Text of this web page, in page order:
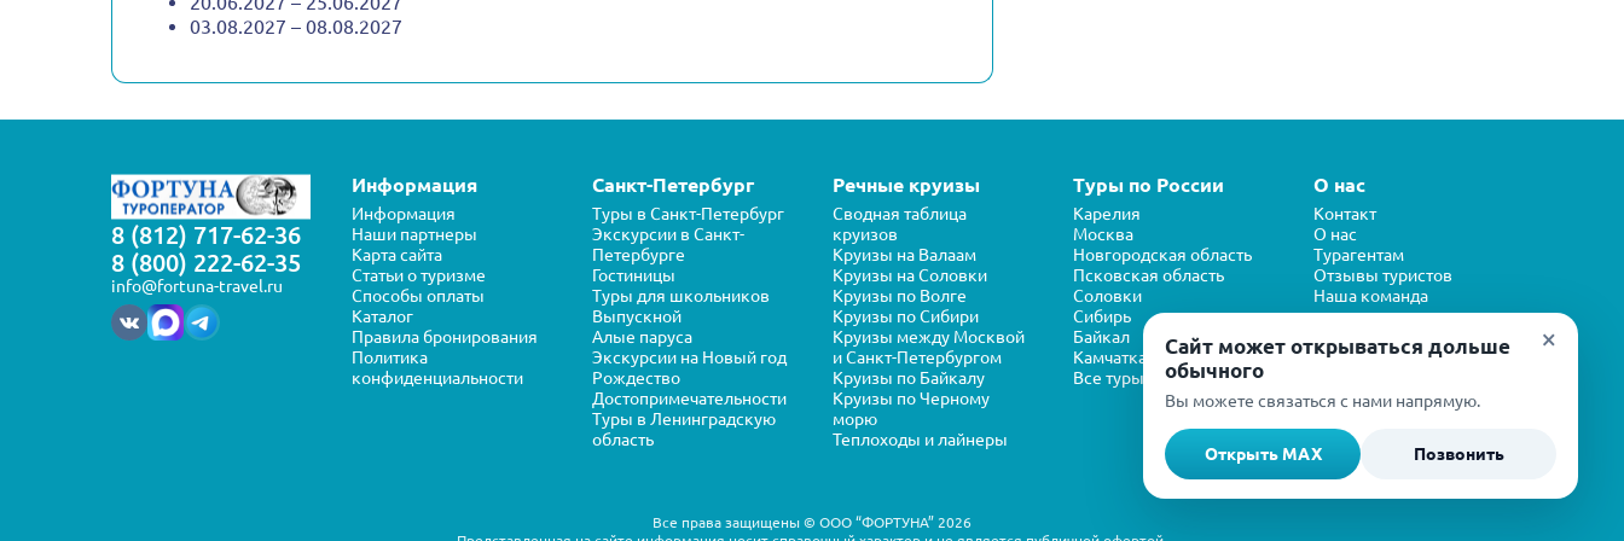
03.08.2027 – 08.08.2027
8 (812) 717-62-36
8 (800) 222-62-35
info@fortuna-travel.ru
Информация
Информация
Наши партнеры
Карта сайта
Статьи о туризме
Способы оплаты
Каталог
Правила бронирования
Политика
конфиденциальности
Санкт-Петербург
Туры в Санкт-Петербург
Экскурсии в Санкт-
Петербурге
Гостиницы
Туры для школьников
Выпускной
Алые паруса
Экскурсии на Новый год
Рождество
Достопримечательности
Туры в Ленинградскую
область
Речные круизы
Сводная таблица
круизов
Круизы на Валаам
Круизы на Соловки
Круизы по Волге
Круизы по Сибири
Круизы между Москвой
и Санкт-Петербургом
Круизы по Байкалу
Круизы по Черному
морю
Теплоходы и лайнеры
Туры по России
Карелия
Москва
Новгородская область
Псковская область
Соловки
Сибирь
Байкал
Камчатка
Все туры
О нас
Контакт
О нас
Турагентам
Отзывы туристов
Наша команда
Все права защищены © ООО “ФОРТУНА” 2026
×
Сайт может открываться дольше
обычного
Вы можете связаться с нами напрямую.
Открыть MAX Позвонить